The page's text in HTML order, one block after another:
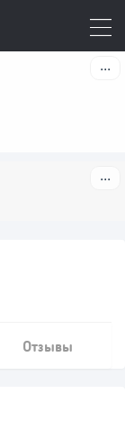
Отзывы